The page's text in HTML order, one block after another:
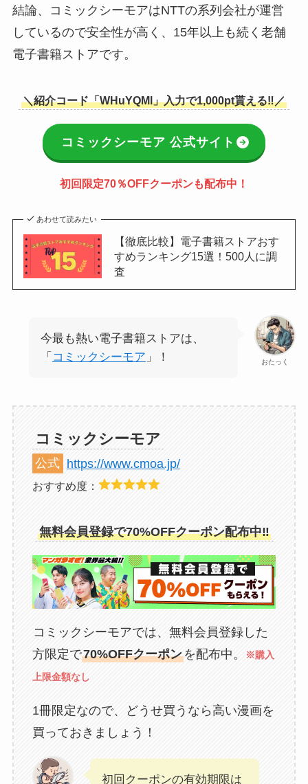
結論、コミックシーモアはNTTの系列会社が運営
しているので安全性が高く、15年以上も続く老舗
電子書籍ストアです。
＼紹介コード「WHuYQMl」入力で1,000pt貰える‼／
コミックシーモア 公式サイト
初回限定70％OFFクーポンも配布中！
あわせて読みたい
【徹底比較】電子書籍ストアおす
すめランキング15選！500人に調
査
おたっく
今最も熱い電子書籍ストアは、
「 コミックシーモア 」！
コミックシーモア
公式 https://www.cmoa.jp/
おすすめ度：
無料会員登録で70%OFFクーポン配布中‼
コミックシーモアでは、無料会員登録した
方限定で70%OFFクーポンを配布中。
※購入
上限金額なし
1冊限定なので、どうせ買うなら高い漫画を
買っておきましょう！
初回クーポンの有効期限は